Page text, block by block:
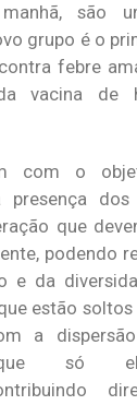
são
grupo é o
febre
vacina de
com o
presença
que
podendo
e da
estão soltos
a
só